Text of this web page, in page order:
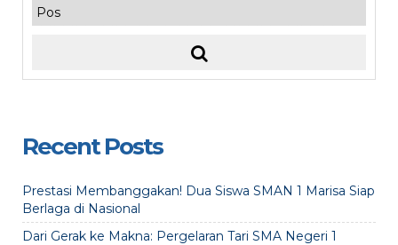
Recent Posts
Prestasi Membanggakan! Dua Siswa SMAN 1 Marisa Siap
Berlaga di Nasional
Dari Gerak ke Makna: Pergelaran Tari SMA Negeri 1